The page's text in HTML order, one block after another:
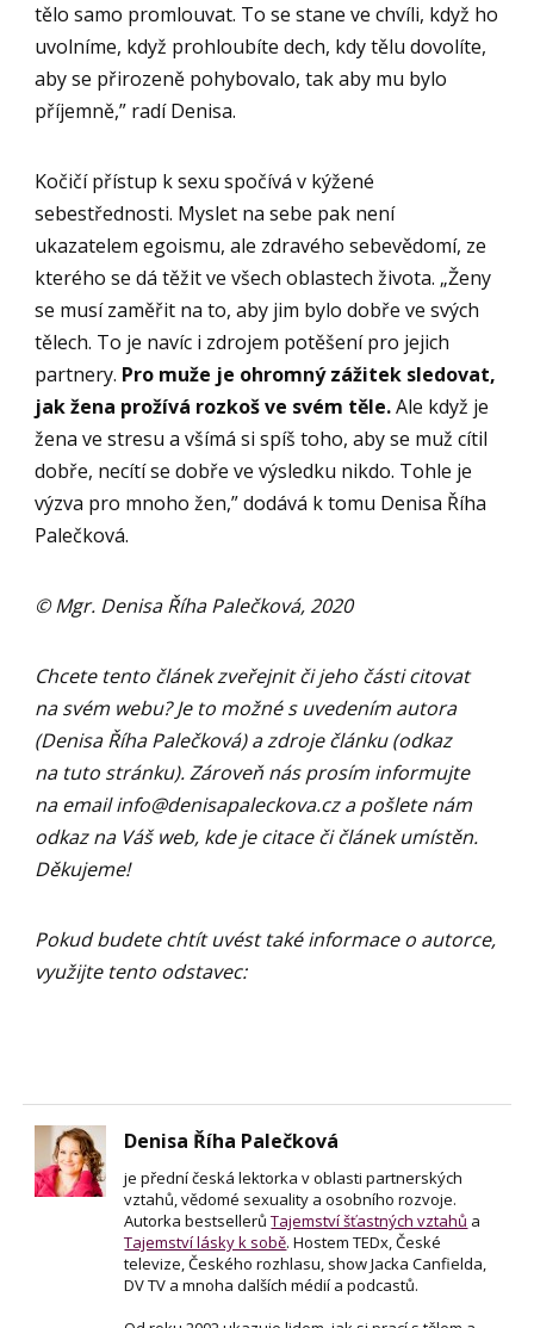
tělo samo promlouvat. To se stane ve chvíli, když ho
uvolníme, když prohloubíte dech, kdy tělu dovolíte,
aby se přirozeně pohybovalo, tak aby mu bylo
příjemně,” radí Denisa.
Kočičí přístup k sexu spočívá v kýžené
sebestřednosti. Myslet na sebe pak není
ukazatelem egoismu, ale zdravého sebevědomí, ze
kterého se dá těžit ve všech oblastech života. „Ženy
se musí zaměřit na to, aby jim bylo dobře ve svých
tělech. To je navíc i zdrojem potěšení pro jejich
partnery. Pro muže je ohromný zážitek sledovat,
jak žena prožívá rozkoš ve svém těle.Ale když je
žena ve stresu a všímá si spíš toho, aby se muž cítil
dobře, necítí se dobře ve výsledku nikdo. Tohle je
výzva pro mnoho žen,” dodává k tomu Denisa Říha
Palečková.
© Mgr. Denisa Říha Palečková, 2020
Chcete tento článek zveřejnit či jeho části citovat
na svém webu? Je to možné s uvedením autora
(Denisa Říha Palečková) a zdroje článku (odkaz
na tuto stránku). Zároveň nás prosím informujte
na emailinfo@denisapaleckova.cza pošlete nám
odkaz na Váš web, kde je citace či článek umístěn.
Děkujeme!
Pokud budete chtít uvést také informace o autorce,
využijte tento odstavec:
Denisa Říha Palečková
je přední česká lektorka v oblasti partnerských
vztahů, vědomé sexuality a osobního rozvoje.
Autorka bestsellerůTajemství šťastných vztahů a
Tajemství lásky k sobě. Hostem TEDx, České
televize, Českého rozhlasu, show Jacka Canfielda,
DV TV a mnoha dalších médií a podcastů.